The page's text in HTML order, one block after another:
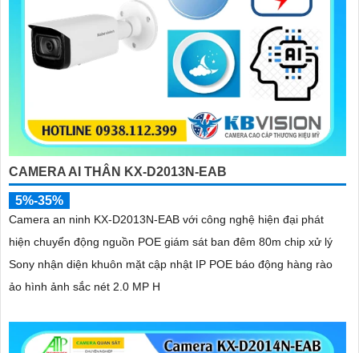
CAMERA AI THÂN KX-D2013N-EAB
5%-35%
Camera an ninh KX-D2013N-EAB với công nghệ hiện đại phát
hiện chuyển động nguồn POE giám sát ban đêm 80m chip xử lý
Sony nhận diện khuôn mặt cập nhật IP POE báo động hàng rào
ảo hình ảnh sắc nét 2.0 MP H